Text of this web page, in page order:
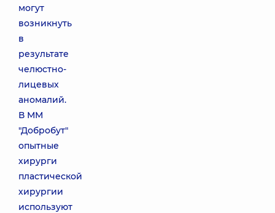
могут
возникнуть
в
результате
челюстно-
лицевых
аномалий.
В ММ
"Добробут"
опытные
хирурги
пластической
хирургии
используют